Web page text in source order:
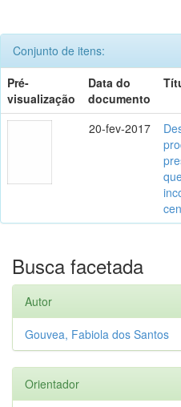
Conjunto de itens:
Pré-
visualização
Data do
documento
20-fev-2017
Busca facetada
Autor
Gouvea, Fabiola dos Santos
Orientador